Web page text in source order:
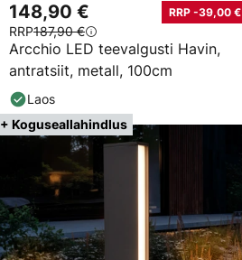
Arcchio LED teevalgusti Havin,
antratsiit, metall, 100cm
148,90 € RRP -39,00 €
RRP187,90 €
Laos
+ Koguseallahindlus